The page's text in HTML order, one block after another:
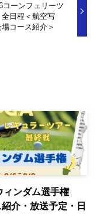
コーンフェリーツ
全日程＜航空写
コース紹介＞
ィンダム選手権
介・放送予定・日